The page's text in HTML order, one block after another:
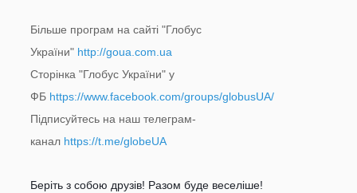
Більше програм на сайті "Глобус
України" http://goua.com.ua
Сторінка "Глобус України" у
ФБ https://www.facebook.com/groups/globusUA/
Підписуйтесь на наш телеграм-
канал https://t.me/globeUA
Беріть з собою друзів! Разом буде веселіше!